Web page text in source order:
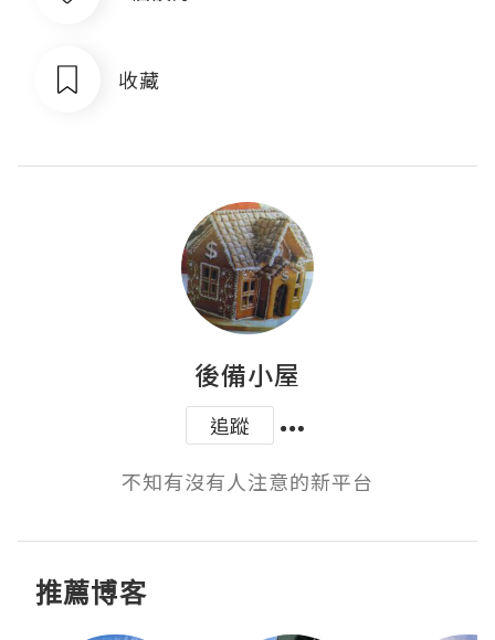
收藏
後備小屋
追蹤
不知有沒有人注意的新平台
推薦博客